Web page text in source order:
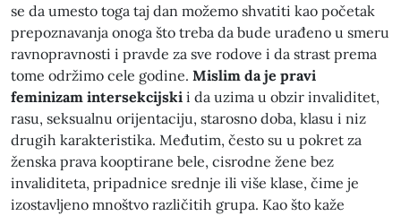
se da umesto toga taj dan možemo shvatiti kao početak
prepoznavanja onoga što treba da bude urađeno u smeru
ravnopravnosti i pravde za sve rodove i da strast prema
tome održimo cele godine. Mislim da je pravi
feminizam intersekcijski i da uzima u obzir invaliditet,
rasu, seksualnu orijentaciju, starosno doba, klasu i niz
drugih karakteristika. Međutim, često su u pokret za
ženska prava kooptirane bele, cisrodne žene bez
invaliditeta, pripadnice srednje ili više klase, čime je
izostavljeno mnoštvo različitih grupa. Kao što kaže